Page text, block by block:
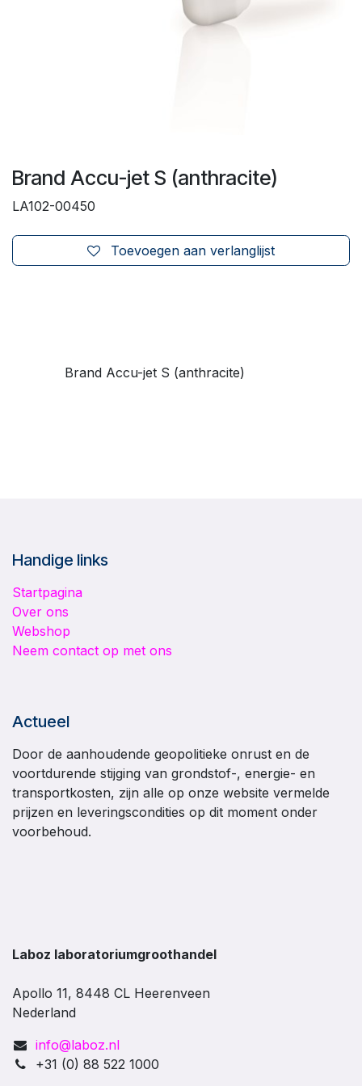
Brand Accu-jet S (anthracite)
LA102-00450
Toevoegen aan verlanglijst
Brand Accu-jet S (anthracite)
Handige links
Startpagina
Over ons
Webshop
Neem contact op met ons
Actueel
Door de aanhoudende geopolitieke onrust en de
voortdurende stijging van grondstof-, energie- en
transportkosten, zijn alle op onze website vermelde
prijzen en leveringscondities op dit moment onder
voorbehoud.
Laboz laboratoriumgroothandel
Apollo 11, 8448 CL Heerenveen
Nederland
info@laboz.nl
+31 (0) 88 522 1000